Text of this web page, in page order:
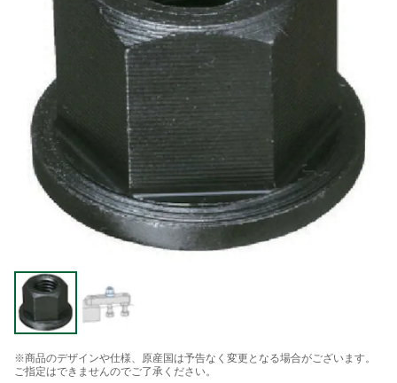
※商品のデザインや仕様、原産国は予告なく変更となる場合がございます。
ご指定はできませんのでご了承ください。